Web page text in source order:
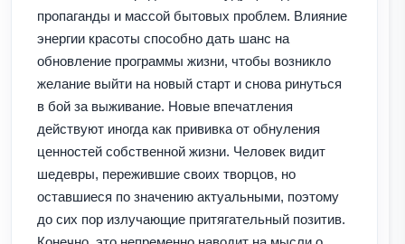
пропаганды и массой бытовых проблем. Влияние
энергии красоты способно дать шанс на
обновление программы жизни, чтобы возникло
желание выйти на новый старт и снова ринуться
в бой за выживание. Новые впечатления
действуют иногда как прививка от обнуления
ценностей собственной жизни. Человек видит
шедевры, пережившие своих творцов, но
оставшиеся по значению актуальными, поэтому
до сих пор излучающие притягательный позитив.